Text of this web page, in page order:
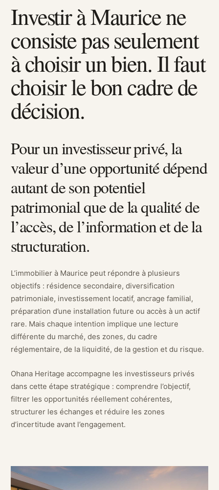
Investir à Maurice ne
consiste pas seulement
à choisir un bien. Il faut
choisir le bon cadre de
décision.
Pour un investisseur privé, la
valeur d’une opportunité dépend
autant de son potentiel
patrimonial que de la qualité de
l’accès, de l’information et de la
structuration.
L’immobilier à Maurice peut répondre à plusieurs
objectifs : résidence secondaire, diversification
patrimoniale, investissement locatif, ancrage familial,
préparation d’une installation future ou accès à un actif
rare. Mais chaque intention implique une lecture
différente du marché, des zones, du cadre
réglementaire, de la liquidité, de la gestion et du risque.
Ohana Heritage accompagne les investisseurs privés
dans cette étape stratégique : comprendre l’objectif,
filtrer les opportunités réellement cohérentes,
structurer les échanges et réduire les zones
d’incertitude avant l’engagement.